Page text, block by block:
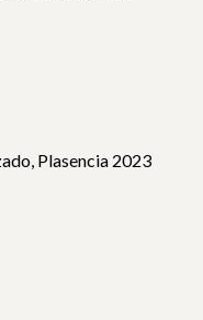
Plasencia 2023